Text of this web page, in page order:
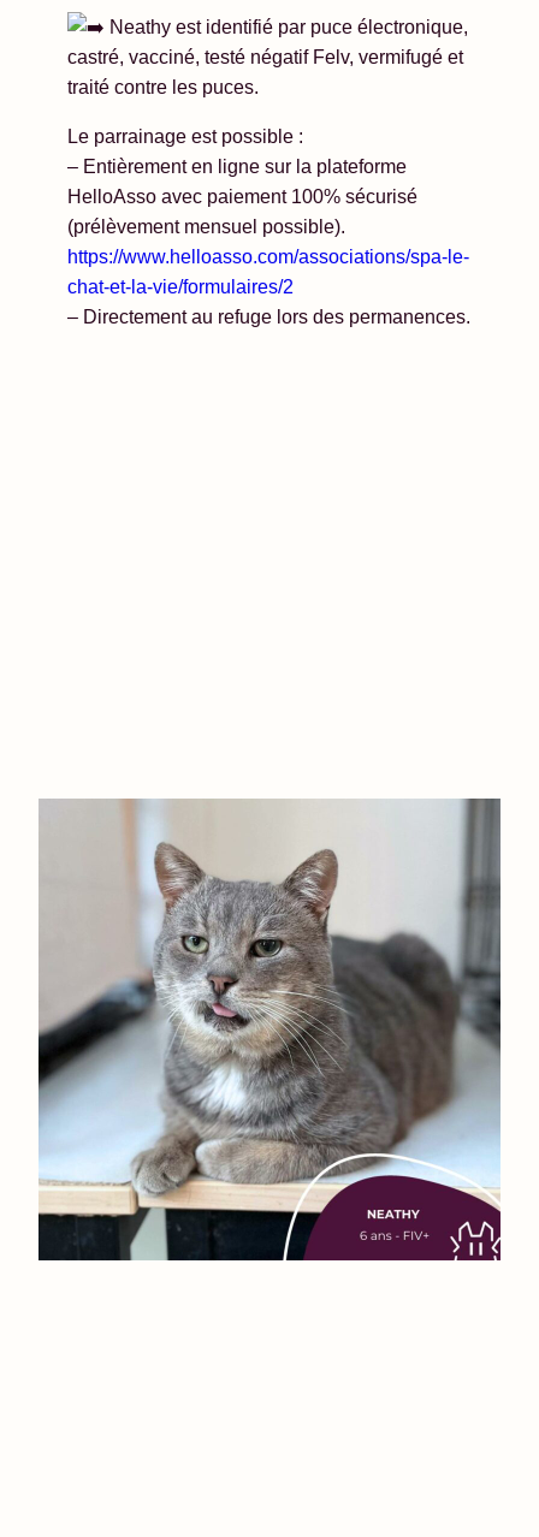
Neathy est identifié par puce électronique,
castré, vacciné, testé négatif Felv, vermifugé et
traité contre les puces.
Le parrainage est possible :
– Entièrement en ligne sur la plateforme
HelloAsso avec paiement 100% sécurisé
(prélèvement mensuel possible).
https://www.helloasso.com/associations/spa-le-
chat-et-la-vie/formulaires/2
– Directement au refuge lors des permanences.